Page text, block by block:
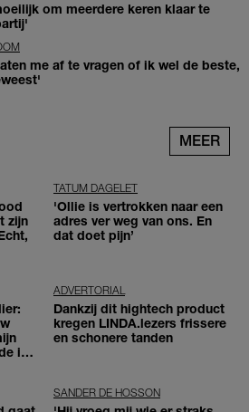
om meerdere keren klaar te
me af te vragen of ik wel de beste,
MEER
zijn
TATUM DAGELET
'Ollie is vertrokken naar een
adres ver weg van ons. En
dat doet pijn’
ik
ADVERTORIAL
Dankzij dit hightech product
kregen LINDA.lezers frissere
en schonere tanden
SANDER DE HOSSON